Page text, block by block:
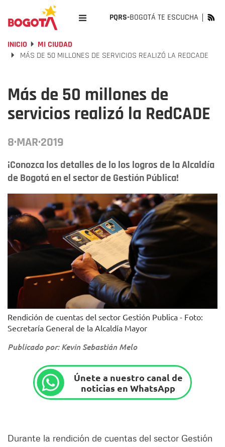
PQRS-BOGOTÁ TE ESCUCHA
INICIO
MI CIUDAD
MÁS DE 50 MILLONES DE SERVICIOS REALIZÓ LA REDCADE
Más de 50 millones de
servicios realizó la RedCADE
8·MAR·2019
¡Conozca los detalles de lo los logros de la Alcaldía
de Bogotá en el sector de Gestión Pública!
Rendición de cuentas del sector Gestión Publica - Foto:
Secretaría General de la Alcaldía Mayor
Publicado por: Kevin Sebastián Melo
Únete a nuestro canal de
noticias en WhatsApp
Durante la rendición de cuentas del sector Gestión